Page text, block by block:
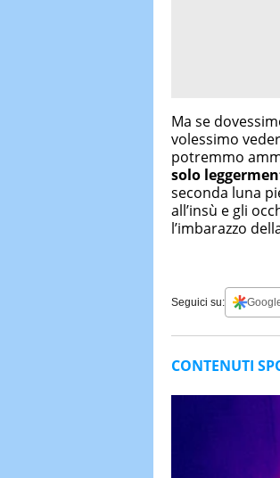
Ma se
volessimo
potremmo
solo
seconda luna
all’insù e gli
l’imbarazzo
Seguici su: